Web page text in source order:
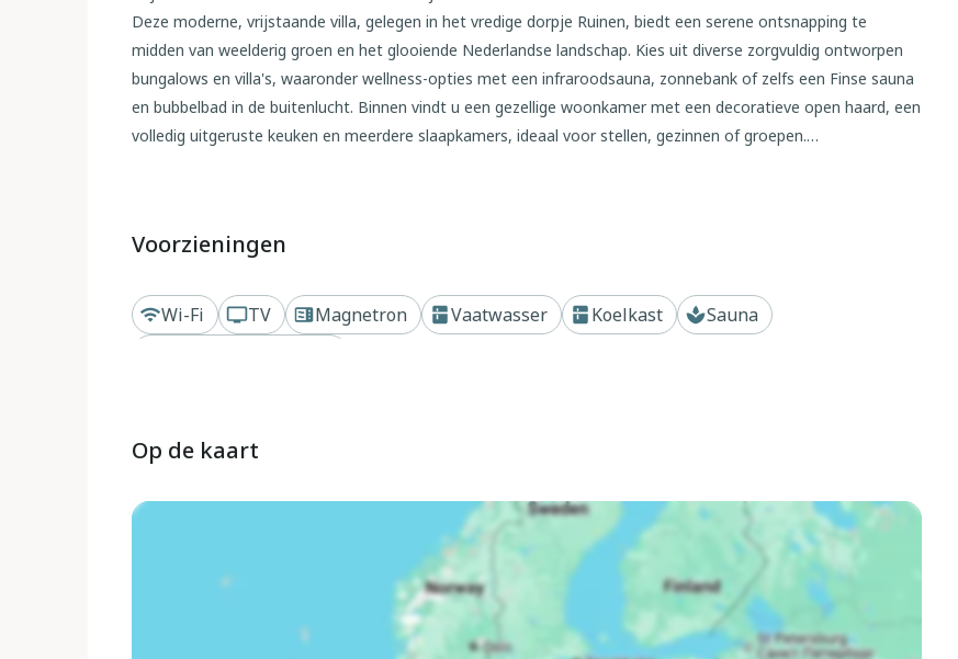
Deze moderne, vrijstaande villa, gelegen in het vredige dorpje Ruinen, biedt een serene ontsnapping te
midden van weelderig groen en het glooiende Nederlandse landschap. Kies uit diverse zorgvuldig ontworpen
bungalows en villa's, waaronder wellness-opties met een infraroodsauna, zonnebank of zelfs een Finse sauna
en bubbelbad in de buitenlucht. Binnen vindt u een gezellige woonkamer met een decoratieve open haard, een
volledig uitgeruste keuken en meerdere slaapkamers, ideaal voor stellen, gezinnen of groepen.
bent slechts enkele minuten verwijderd van het uitgestrekte Nationaal Park Dwingelderveld, waar
staarten. Na een actieve dag kunt u ontspannen in uw eigen tuin of genieten van de wellnessfaciliteiten zoals
de sauna of het bubbelbad. De grote tuin en het terras bieden volop ruimte om te spelen en te ontspannen
Wandel naar het charmante stadje Ruinen en ervaar de Nederlandse gastvrijheid. Dineer bij lokale favorieten
warmere maanden. Na zonsondergang kunt u terugkeren naar uw rustige villa voor een glas wijn onder de
sterren of een filmavond. Of u nu op zoek bent naar natuur, ontspanning of huisdiervriendelijk plezier, uw
Let op: Er zijn sinds begin januari bouwwerkzaamheden gaande bij Summio Buitenplaats Marke van Ruinen
(NL-7963). Dit ligt naast het park, waar de accommodaties worden uitgebreid.
Voorzieningen
Wi-Fi TV Magnetron Vaatwasser Koelkast
Sauna
Op de kaart